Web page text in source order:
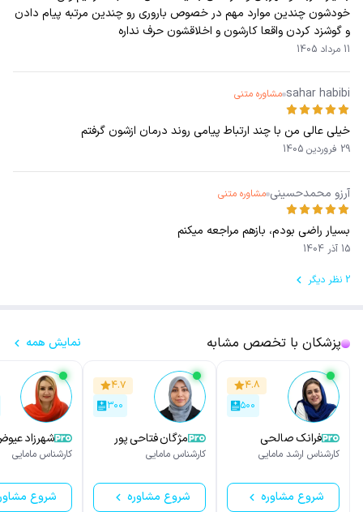
خودشون چندین موارد مهم در خصوص باروری رو چندین مرتبه پیام دادن
و گوشزد کردن واقعا کارشون و اخلاقشون حرف نداره
11 مرداد 1405
sahar habibi مشاوره متنی
خیلی عالی من با چند ارتباط پیامی روند درمان ازشون گرفتم
29 فروردین 1405
آرزو محمدحسینی مشاوره متنی
بسیار راضی بودم، بازهم مراجعه میکنم
15 آذر 1404
2 نظر دیگر
پزشکان با تخصص مشابه نمایش همه
۴.۸
۵۰۰
فرانک صالحی
کارشناس ارشد مامایی
شروع مشاوره
۴.۷
۳۰۰
مژگان فتاحی پور
کارشناس مامایی
شروع مشاوره
شهرزاد
کارشناس مامایی
شروع